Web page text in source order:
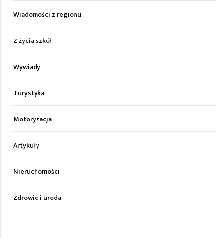
Wiadomości z regionu
Z życia szkół
Wywiady
Turystyka
Motoryzacja
Artykuły
Nieruchomości
Zdrowie i uroda